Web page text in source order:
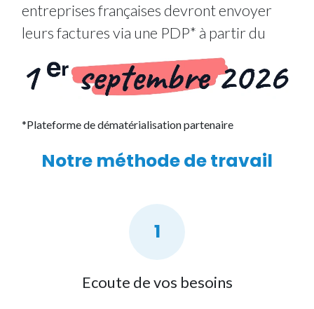
entreprises françaisesdevrontenvoyer
leurs factures via une PDP* à partir du
*Plateforme de dématérialisation partenaire
Notre méthodede travail
1
Ecoute de vos besoins